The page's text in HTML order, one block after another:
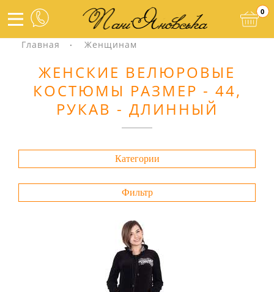
0
Главная Женщинам
ЖЕНСКИЕ ВЕЛЮРОВЫЕ
КОСТЮМЫ РАЗМЕР - 44,
РУКАВ - ДЛИННЫЙ
Категории
Фильтр